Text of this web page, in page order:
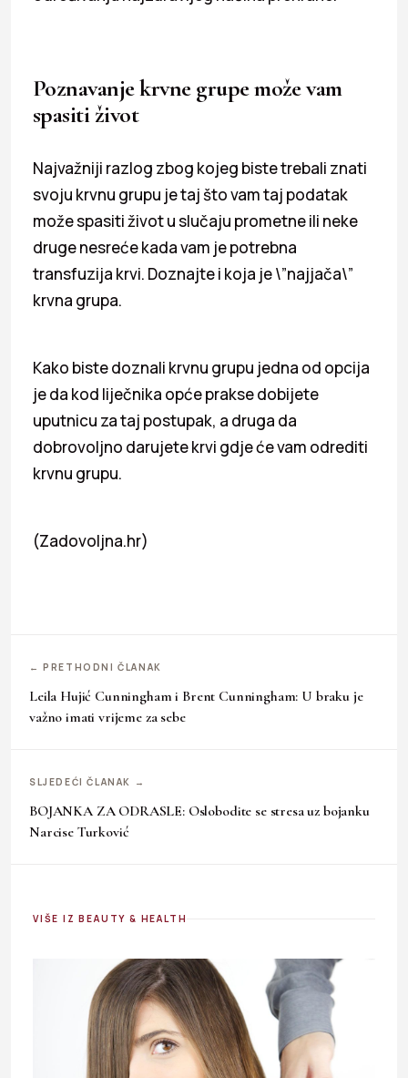
Poznavanje krvne grupe može vam
spasiti život
Najvažniji razlog zbog kojeg biste trebali znati
svoju krvnu grupu je taj što vam taj podatak
može spasiti život u slučaju prometne ili neke
druge nesreće kada vam je potrebna
transfuzija krvi. Doznajte i koja je \”najjača\”
krvna grupa.
Kako biste doznali krvnu grupu jedna od opcija
je da kod liječnika opće prakse dobijete
uputnicu za taj postupak, a druga da
dobrovoljno darujete krvi gdje će vam odrediti
krvnu grupu.
(Zadovoljna.hr)
← PRETHODNI ČLANAK
Leila Hujić Cunningham i Brent Cunningham: U braku je
važno imati vrijeme za sebe
SLJEDEĆI ČLANAK →
BOJANKA ZA ODRASLE: Oslobodite se stresa uz bojanku
Narcise Turković
VIŠE IZ BEAUTY & HEALTH